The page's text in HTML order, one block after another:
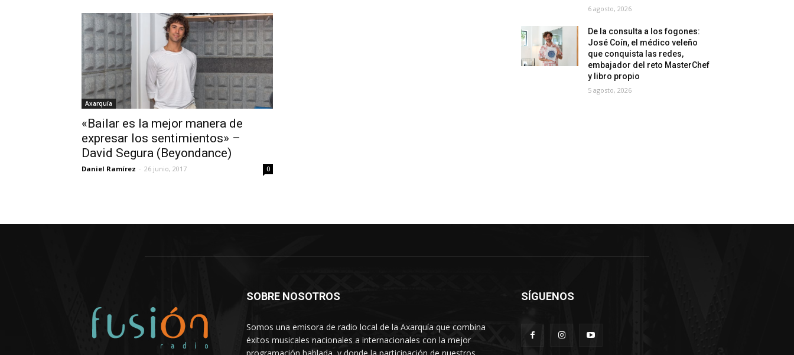
Axarquía
«Bailar es la mejor manera de
expresar los sentimientos» –
David Segura (Beyondance)
Daniel Ramírez - 26 junio, 2017 0
6 agosto, 2026
De la consulta a los fogones:
José Coín, el médico veleño
que conquista las redes,
embajador del reto MasterChef
y libro propio
5 agosto, 2026
SOBRE NOSOTROS
Somos una emisora de radio local de la Axarquía que combina
éxitos musicales nacionales a internacionales con la mejor
SÍGUENOS